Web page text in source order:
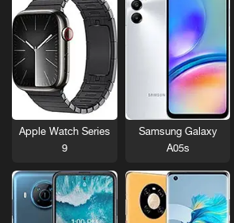
Samsung Galaxy
A05s
Apple Watch Series
9